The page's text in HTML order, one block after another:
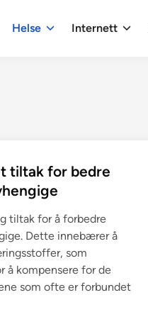
Helse Internett
tiltak for bedre
tiltak for å forbedre
Dette innebærer å
som
å kompensere for de
som ofte er forbundet